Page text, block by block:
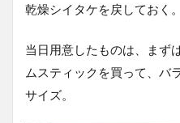
乾燥シイタケを戻しておく。
当日用意したものは、まず
ムスティックを買って、バ
サイズ。